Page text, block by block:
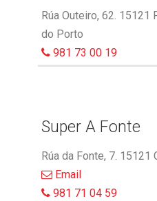
Rúa Outeiro, 62.
do Porto
981 73 00 19
Super A Fonte
Rúa da Fonte, 7. 15121
Email
981 71 04 59